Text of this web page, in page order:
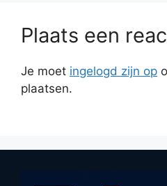
Plaats een
Je moet ingelogd zijn op
plaatsen.